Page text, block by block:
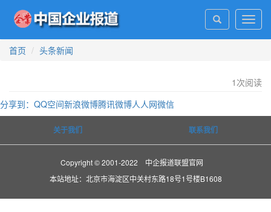
首页
头条新闻
1 次阅读
分享到： QQ空间新浪微博腾讯微博人人网微信
关于我们 联系我们
Copyright © 2001-2022 中企报道联盟官网
本站地址：北京市海淀区中关村东路18号1号楼B1608